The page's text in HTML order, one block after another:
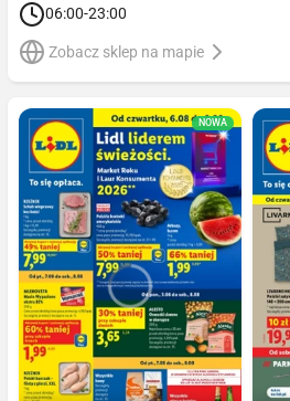
06:00-23:00
Zobacz sklep na mapie
NOWA